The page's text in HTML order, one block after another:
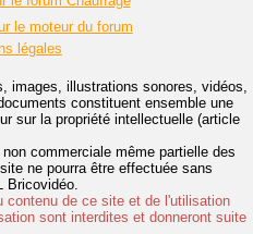
le moteur du forum
légales
images, illustrations sonores, vidéos,
constituent ensemble une
sur la propriété intellectuelle (article
commerciale même partielle des
ne pourra être effectuée sans
Bricovidéo.
contenu de ce site et de l'utilisation
sont interdites et donneront suite